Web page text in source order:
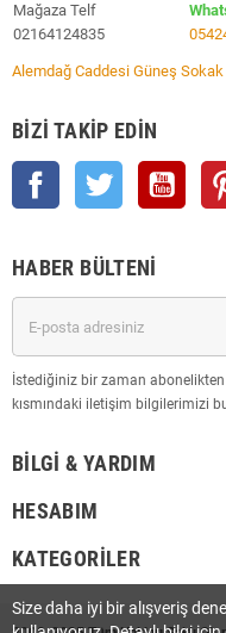
Mağaza Telf
02164124835
Alemdağ Caddesi Güneş
BIZI TAKIP EDIN
Facebook Twitter
HABER BÜLTENI
İstediğiniz bir zaman
kısmındaki iletişim bilgilerimizi
BILGI & YARDIM
HESABIM
KATEGORILER
Size daha iyi bir alışveriş